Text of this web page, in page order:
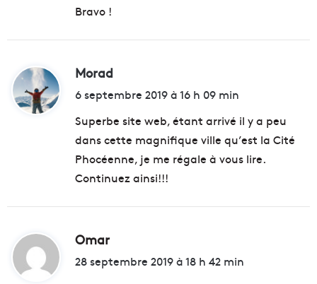
Bravo !
Morad
i
6 septembre 2019 à 16 h 09 min
Superbe site web, étant arrivé il y a peu
dans cette magnifique ville qu’est la Cité
Phocéenne, je me régale à vous lire.
Continuez ainsi!!!
Omar
i
28 septembre 2019 à 18 h 42 min